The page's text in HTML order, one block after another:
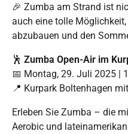
🎉 Zumba am Strand ist
auch eine tolle
abzubauen und den
🕺 Zumba Open-Air im
📅 Montag, 29. Juli 2025 |
📍 Kurpark Boltenhagen
Erleben Sie Zumba – die
Aerobic und